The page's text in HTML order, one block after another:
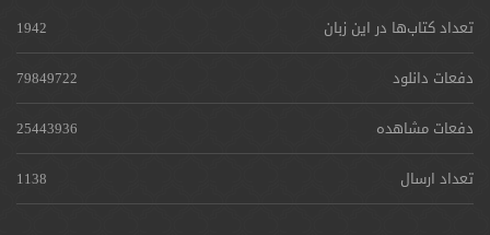
تعداد کتاب‌ها در این زبان
1942
دفعات دانلود
79849722
دفعات مشاهده
25443936
تعداد ارسال
1138